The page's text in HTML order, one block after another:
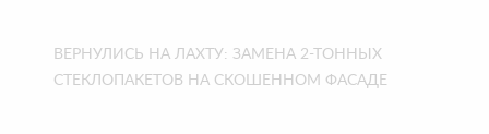
ВЕРНУЛИСЬ НА ЛАХТУ: ЗАМЕНА 2-ТОННЫХ
СТЕКЛОПАКЕТОВ НА СКОШЕННОМ ФАСАДЕ